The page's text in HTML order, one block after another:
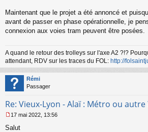
o
n
u
Maintenant que le projet a été annoncé et
avant de passer en phase opérationnelle, je
connexion aux voies tram peuvent être posées.
A quand le retour des trolleys sur l'axe A2 ?!?
attendant, RDV sur les traces du FOL: http://
Rémi
Passager
Re: Vieux-Lyon - Alaï : Métro ou autre
e
17 mai 2022, 13:56
Salut